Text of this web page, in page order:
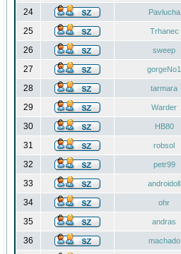
24 Pavlucha
25 Trhanec
26 sweep
27 gorgeNo1
28 tarmara
29 Warder
30 HB80
31 robsol
32 petr99
33 androidoll
34 ohr
35 andras
36 machado